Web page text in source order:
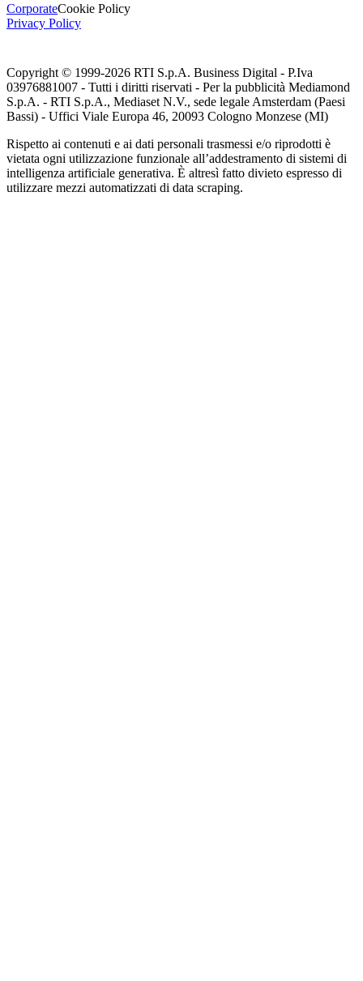
CorporateCookie Policy
Privacy Policy
Copyright © 1999-2026 RTI S.p.A. Business Digital - P.Iva
03976881007 - Tutti i diritti riservati - Per la pubblicità Mediamond
S.p.A. - RTI S.p.A., Mediaset N.V., sede legale Amsterdam (Paesi
Bassi) - Uffici Viale Europa 46, 20093 Cologno Monzese (MI)
Rispetto ai contenuti e ai dati personali trasmessi e/o riprodotti è
vietata ogni utilizzazione funzionale all’addestramento di sistemi di
intelligenza artificiale generativa. È altresì fatto divieto espresso di
utilizzare mezzi automatizzati di data scraping.